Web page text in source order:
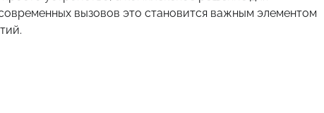
вызовов это становится важным элементом